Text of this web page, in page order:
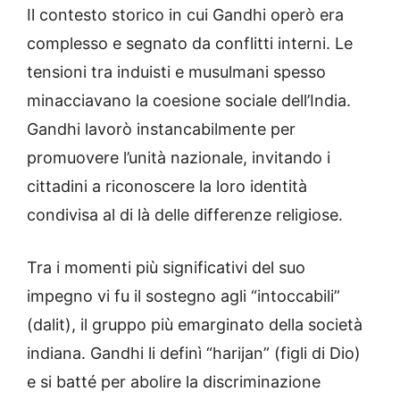
Il contesto storico in cui Gandhi operò era
complesso e segnato da conflitti interni. Le
tensioni tra induisti e musulmani spesso
minacciavano la coesione sociale dell’India.
Gandhi lavorò instancabilmente per
promuovere l’unità nazionale, invitando i
cittadini a riconoscere la loro identità
condivisa al di là delle differenze religiose.
Tra i momenti più significativi del suo
impegno vi fu il sostegno agli “intoccabili”
(dalit), il gruppo più emarginato della società
indiana. Gandhi li definì “harijan” (figli di Dio)
e si batté per abolire la discriminazione